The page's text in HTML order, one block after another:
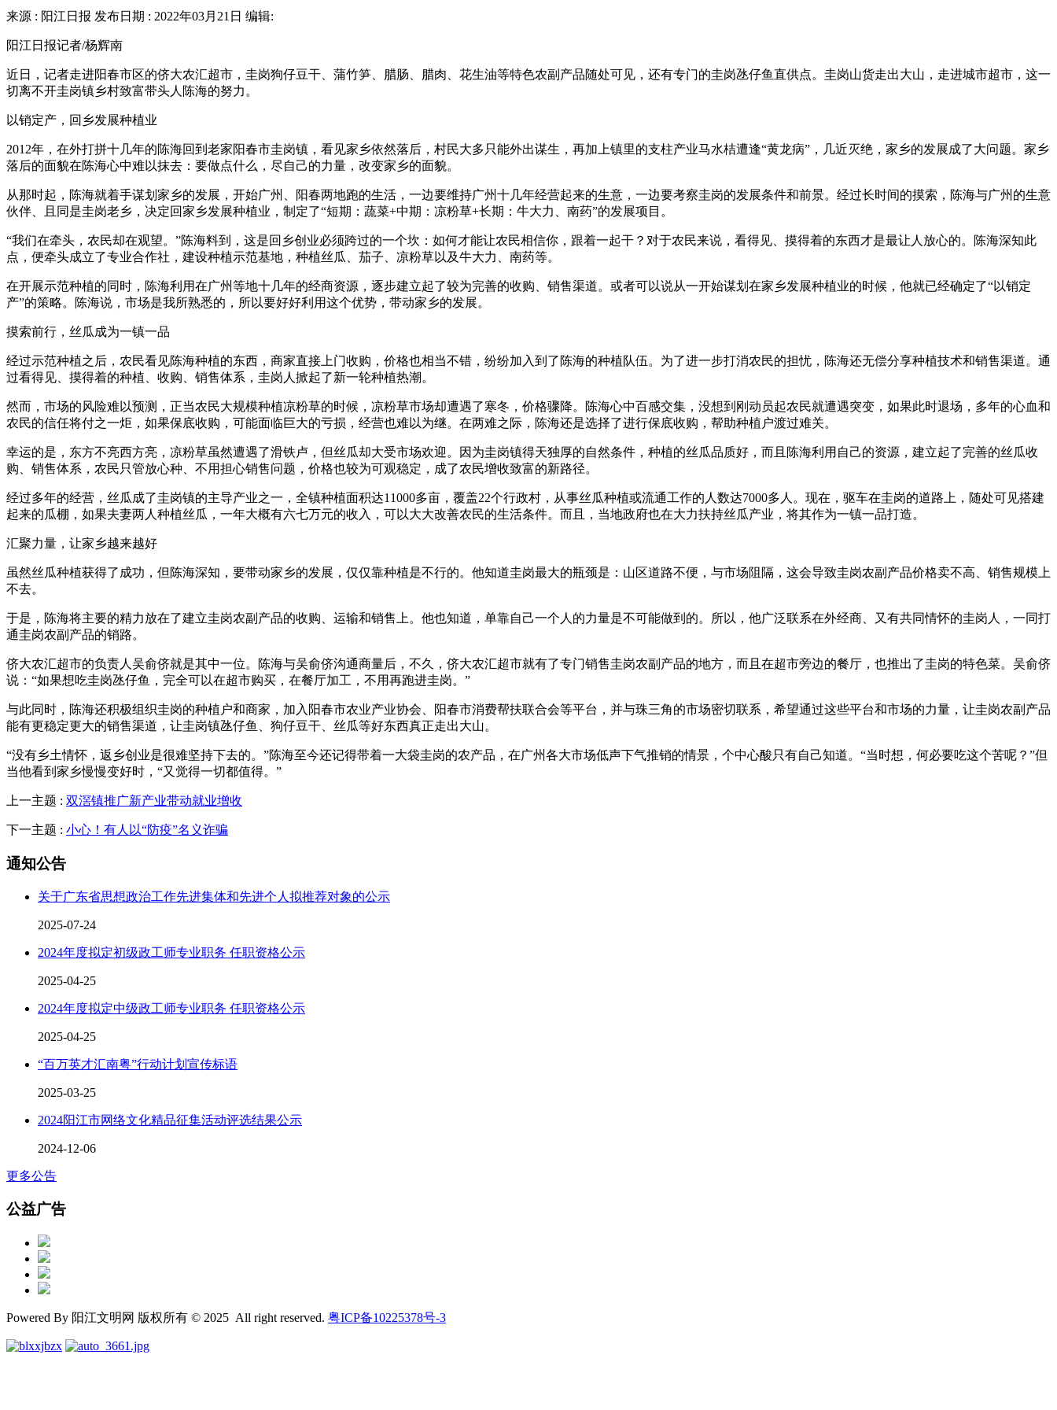
来源 : 阳江日报 发布日期 : 2022年03月21日 编辑:
阳江日报记者/杨辉南
近日，记者走进阳春市区的侪大农汇超市，圭岗狗仔豆干、蒲竹笋、腊肠、腊肉、花生油等特色农副产品随处可见，还有专门的圭岗氹仔鱼直供点。圭岗山货走出大山，走进城市超市，这一
切离不开圭岗镇乡村致富带头人陈海的努力。
以销定产，回乡发展种植业
2012年，在外打拼十几年的陈海回到老家阳春市圭岗镇，看见家乡依然落后，村民大多只能外出谋生，再加上镇里的支柱产业马水桔遭逢“黄龙病”，几近灭绝，家乡的发展成了大问题。家乡
落后的面貌在陈海心中难以抹去：要做点什么，尽自己的力量，改变家乡的面貌。
从那时起，陈海就着手谋划家乡的发展，开始广州、阳春两地跑的生活，一边要维持广州十几年经营起来的生意，一边要考察圭岗的发展条件和前景。经过长时间的摸索，陈海与广州的生意
伙伴、且同是圭岗老乡，决定回家乡发展种植业，制定了“短期：蔬菜+中期：凉粉草+长期：牛大力、南药”的发展项目。
“我们在牵头，农民却在观望。”陈海料到，这是回乡创业必须跨过的一个坎：如何才能让农民相信你，跟着一起干？对于农民来说，看得见、摸得着的东西才是最让人放心的。陈海深知此
点，便牵头成立了专业合作社，建设种植示范基地，种植丝瓜、茄子、凉粉草以及牛大力、南药等。
在开展示范种植的同时，陈海利用在广州等地十几年的经商资源，逐步建立起了较为完善的收购、销售渠道。或者可以说从一开始谋划在家乡发展种植业的时候，他就已经确定了“以销定
产”的策略。陈海说，市场是我所熟悉的，所以要好好利用这个优势，带动家乡的发展。
摸索前行，丝瓜成为一镇一品
经过示范种植之后，农民看见陈海种植的东西，商家直接上门收购，价格也相当不错，纷纷加入到了陈海的种植队伍。为了进一步打消农民的担忧，陈海还无偿分享种植技术和销售渠道。通
过看得见、摸得着的种植、收购、销售体系，圭岗人掀起了新一轮种植热潮。
然而，市场的风险难以预测，正当农民大规模种植凉粉草的时候，凉粉草市场却遭遇了寒冬，价格骤降。陈海心中百感交集，没想到刚动员起农民就遭遇突变，如果此时退场，多年的心血和
农民的信任将付之一炬，如果保底收购，可能面临巨大的亏损，经营也难以为继。在两难之际，陈海还是选择了进行保底收购，帮助种植户渡过难关。
幸运的是，东方不亮西方亮，凉粉草虽然遭遇了滑铁卢，但丝瓜却大受市场欢迎。因为圭岗镇得天独厚的自然条件，种植的丝瓜品质好，而且陈海利用自己的资源，建立起了完善的丝瓜收
购、销售体系，农民只管放心种、不用担心销售问题，价格也较为可观稳定，成了农民增收致富的新路径。
经过多年的经营，丝瓜成了圭岗镇的主导产业之一，全镇种植面积达11000多亩，覆盖22个行政村，从事丝瓜种植或流通工作的人数达7000多人。现在，驱车在圭岗的道路上，随处可见搭建
起来的瓜棚，如果夫妻两人种植丝瓜，一年大概有六七万元的收入，可以大大改善农民的生活条件。而且，当地政府也在大力扶持丝瓜产业，将其作为一镇一品打造。
汇聚力量，让家乡越来越好
虽然丝瓜种植获得了成功，但陈海深知，要带动家乡的发展，仅仅靠种植是不行的。他知道圭岗最大的瓶颈是：山区道路不便，与市场阻隔，这会导致圭岗农副产品价格卖不高、销售规模上
不去。
于是，陈海将主要的精力放在了建立圭岗农副产品的收购、运输和销售上。他也知道，单靠自己一个人的力量是不可能做到的。所以，他广泛联系在外经商、又有共同情怀的圭岗人，一同打
通圭岗农副产品的销路。
侪大农汇超市的负责人吴俞侪就是其中一位。陈海与吴俞侪沟通商量后，不久，侪大农汇超市就有了专门销售圭岗农副产品的地方，而且在超市旁边的餐厅，也推出了圭岗的特色菜。吴俞侪
说：“如果想吃圭岗氹仔鱼，完全可以在超市购买，在餐厅加工，不用再跑进圭岗。”
与此同时，陈海还积极组织圭岗的种植户和商家，加入阳春市农业产业协会、阳春市消费帮扶联合会等平台，并与珠三角的市场密切联系，希望通过这些平台和市场的力量，让圭岗农副产品
能有更稳定更大的销售渠道，让圭岗镇氹仔鱼、狗仔豆干、丝瓜等好东西真正走出大山。
“没有乡土情怀，返乡创业是很难坚持下去的。”陈海至今还记得带着一大袋圭岗的农产品，在广州各大市场低声下气推销的情景，个中心酸只有自己知道。“当时想，何必要吃这个苦呢？”但
当他看到家乡慢慢变好时，“又觉得一切都值得。”
上一主题 : 双滘镇推广新产业带动就业增收
下一主题 : 小心！有人以“防疫”名义诈骗
通知公告
关于广东省思想政治工作先进集体和先进个人拟推荐对象的公示
2025-07-24
2024年度拟定初级政工师专业职务 任职资格公示
2025-04-25
2024年度拟定中级政工师专业职务 任职资格公示
2025-04-25
“百万英才汇南粤”行动计划宣传标语
2025-03-25
2024阳江市网络文化精品征集活动评选结果公示
2024-12-06
更多公告
公益广告
Powered By 阳江文明网 版权所有 © 2025 All right reserved. 粤ICP备10225378号-3